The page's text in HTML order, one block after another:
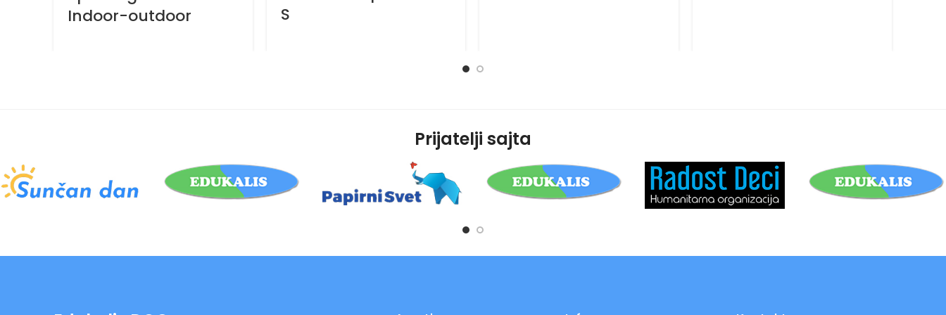
Indoor-outdoor
S
Prijatelji sajta